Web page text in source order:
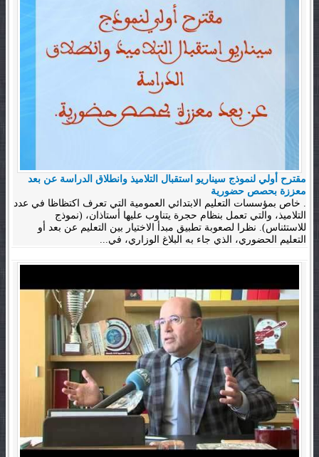
مقترح أولي لنموذج سيناريو استقبال التلاميذ وانطلاق الدراسة عن بعد
معززة بحصص حضورية
. خاص بمؤسسات التعليم الابتدائي العمومية التي تعرف اكتظاظا في عدد
التلاميذ، والتي تعمل بنظام حجرة يتناوب عليها أستاذان، (نموذج
للاستئناس). نظرا لصعوبة تطبيق مبدأ الاختيار بين التعليم عن بعد أو
التعليم الحضوري، الذي جاء به البلاغ الوزاري، في...